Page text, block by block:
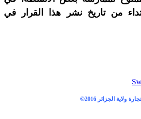
من تاريخ نشر هذا القرار في
الجزائر 2016 ©